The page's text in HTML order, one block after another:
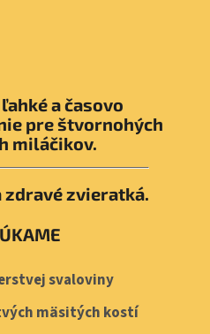
a časovo
pre štvornohých
miláčikov.
zdravé zvieratká.
svaloviny
mäsitých kostí